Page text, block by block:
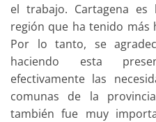
el trabajo. Cartagena
región que ha tenido más
Por lo tanto, se
haciendo esta
efectivamente las
comunas de la
también fue muy